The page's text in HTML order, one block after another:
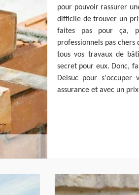
pour pouvoir rassurer
difficile de trouver un
faites pas pour ça,
professionnels pas
tous vos travaux de
secret pour eux. Donc,
Delsuc pour
assurance et avec un